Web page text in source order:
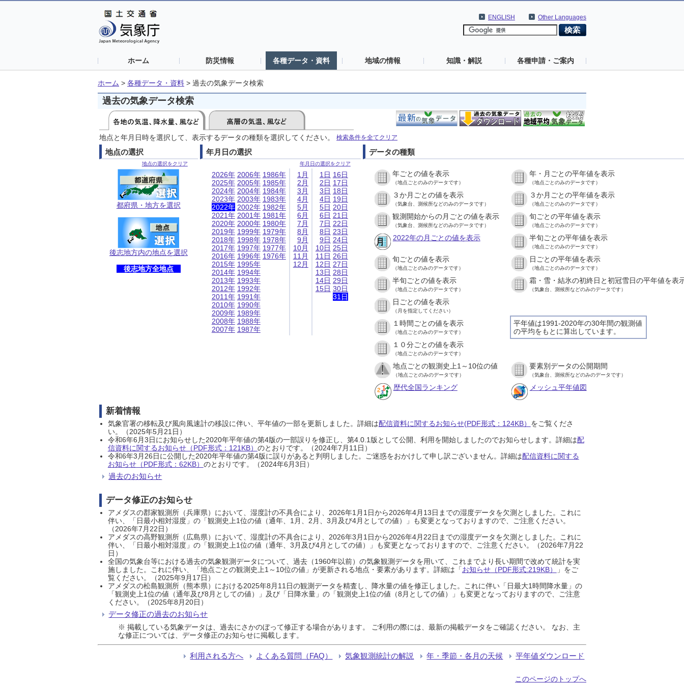
Other Languages
ENGLISH
ホーム 防災情報 各種データ・資料 地域の情報 知識・解説 各種申請・ご案内
ホーム > 各種データ・資料 > 過去の気象データ検索
過去の気象データ検索
地点と年月日時を選択して、表示するデータの種類を選択してください。 検索条件を全てクリア
地点の選択
地点の選択をクリア
都府県・地方を選択
後志地方内の地点を選択
後志地方全地点
年月日の選択
年月日の選択をクリア
2026年
2025年
2024年
2023年
2022年
2021年
2020年
2019年
2018年
2017年
2016年
2015年
2014年
2013年
2012年
2011年
2010年
2009年
2008年
2007年
2006年
2005年
2004年
2003年
2002年
2001年
2000年
1999年
1998年
1997年
1996年
1995年
1994年
1993年
1992年
1991年
1990年
1989年
1988年
1987年
1986年
1985年
1984年
1983年
1982年
1981年
1980年
1979年
1978年
1977年
1976年
1月
2月
3月
4月
5月
6月
7月
8月
9月
10月
11月
12月
1日
2日
3日
4日
5日
6日
7日
8日
9日
10日
11日
12日
13日
14日
15日
16日
17日
18日
19日
20日
21日
22日
23日
24日
25日
26日
27日
28日
29日
30日
31日
データの種類
年ごとの値を表示
（地点ごとのみのデータです）
年・月ごとの平年値を表示
（地点ごとのみのデータです）
３か月ごとの値を表示
（気象台、測候所などのみのデータです）
３か月ごとの平年値を表示
（地点ごとのみのデータです）
観測開始からの月ごとの値を表示
（気象台、測候所などのみのデータです）
旬ごとの平年値を表示
（地点ごとのみのデータです）
2022年の月ごとの値を表示 半旬ごとの平年値を表示
（地点ごとのみのデータです）
旬ごとの値を表示
（地点ごとのみのデータです）
日ごとの平年値を表示
（地点ごとのみのデータです）
半旬ごとの値を表示
（地点ごとのみのデータです）
霜・雪・結氷の初終日と初冠雪日の平年値を表
（気象台、測候所などのみのデータです）
日ごとの値を表示
（月を指定してください）
平年値は1991-2020年の30年間の観測値
の平均をもとに算出しています。
１時間ごとの値を表示
（地点ごとのみのデータです）
１０分ごとの値を表示
（地点ごとのみのデータです）
地点ごとの観測史上1～10位の値
（地点ごとのみのデータです）
要素別データの公開期間
（気象台、測候所などのみのデータです）
歴代全国ランキング メッシュ平年値図
新着情報
気象官署の移転及び風向風速計の移設に伴い、平年値の一部を更新しました。詳細は配信資料に関するお知らせ(PDF形式：124KB） をご覧くださ
い。（2025年5月21日）
令和6年6月3日にお知らせした2020年平年値の第4版の一部誤りを修正し、第4.0.1版として公開、利用を開始しましたのでお知らせします。詳細は配
信資料に関するお知らせ（PDF形式：121KB） のとおりです。（2024年7月11日）
令和6年3月26日に公開した2020年平年値の第4版に誤りがあると判明しました。ご迷惑をおかけして申し訳ございません。詳細は配信資料に関する
お知らせ（PDF形式：62KB） のとおりです。（2024年6月3日）
過去のお知らせ
データ修正のお知らせ
アメダスの郡家観測所（兵庫県）において、湿度計の不具合により、2026年1月1日から2026年4月13日までの湿度データを欠測としました。これに
伴い、「日最小相対湿度」の「観測史上1位の値（通年、1月、2月、3月及び4月としての値）」も変更となっておりますので、ご注意ください。
（2026年7月22日）
アメダスの高野観測所（広島県）において、湿度計の不具合により、2026年3月1日から2026年4月22日までの湿度データを欠測としました。これに
伴い、「日最小相対湿度」の「観測史上1位の値（通年、3月及び4月としての値）」も変更となっておりますので、ご注意ください。（2026年7月22
日）
全国の気象台等における過去の気象観測データについて、過去（1960年以前）の気象観測データを用いて、これまでより長い期間で改めて統計を実
施しました。これに伴い、「地点ごとの観測史上1～10位の値」が更新される地点・要素があります。詳細は「お知らせ（PDF形式:219KB）
」をご
覧ください。（2025年9月17日）
アメダスの松島観測所（熊本県）における2025年8月11日の観測データを精査し、降水量の値を修正しました。これに伴い「日最大1時間降水量」の
「観測史上1位の値（通年及び8月としての値）」及び「日降水量」の「観測史上1位の値（8月としての値）」も変更となっておりますので、ご注意
ください。（2025年8月20日）
データ修正の過去のお知らせ
※ 掲載している気象データは、過去にさかのぼって修正する場合があります。 ご利用の際には、最新の掲載データをご確認ください。 なお、主
な修正については、データ修正のお知らせに掲載します。
利用される方へ よくある質問（FAQ） 気象観測統計の解説 年・季節・各月の天候 平年値ダウンロード
このページのトップへ